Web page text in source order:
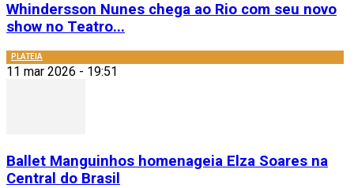
Whindersson Nunes chega ao Rio com seu novo
show no Teatro...
PLATEIA
11 mar 2026 - 19:51
Ballet Manguinhos homenageia Elza Soares na
Central do Brasil